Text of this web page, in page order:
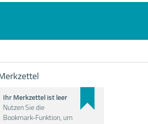
Ihr Merkzettel ist leer
Nutzen Sie die
Bookmark-Funktion, um